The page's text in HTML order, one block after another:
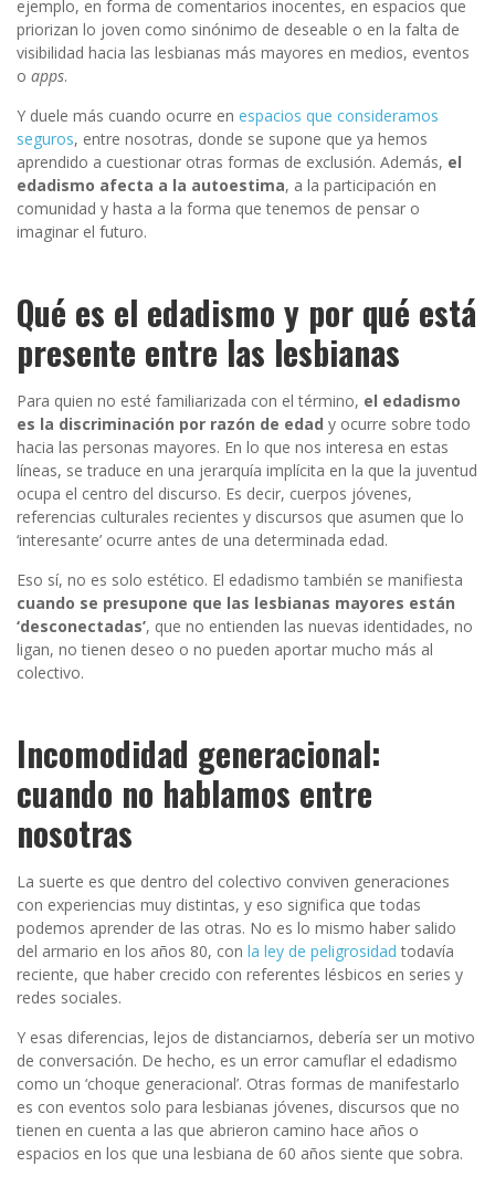
ejemplo, en forma de comentarios inocentes, en espacios que
priorizan lo joven como sinónimo de deseable o en la falta de
visibilidad hacia las lesbianas más mayores en medios, eventos
o apps.
Y duele más cuando ocurre en espacios que consideramos
seguros, entre nosotras, donde se supone que ya hemos
aprendido a cuestionar otras formas de exclusión. Además, el
edadismo afecta a la autoestima, a la participación en
comunidad y hasta a la forma que tenemos de pensar o
imaginar el futuro.
Qué es el edadismo y por qué está
presente entre las lesbianas
Para quien no esté familiarizada con el término, el edadismo
es la discriminación por razón de edad y ocurre sobre todo
hacia las personas mayores. En lo que nos interesa en estas
líneas, se traduce en una jerarquía implícita en la que la juventud
ocupa el centro del discurso. Es decir, cuerpos jóvenes,
referencias culturales recientes y discursos que asumen que lo
‘interesante’ ocurre antes de una determinada edad.
Eso sí, no es solo estético. El edadismo también se manifiesta
cuando se presupone que las lesbianas mayores están
‘desconectadas’, que no entienden las nuevas identidades, no
ligan, no tienen deseo o no pueden aportar mucho más al
colectivo.
Incomodidad generacional:
cuando no hablamos entre
nosotras
La suerte es que dentro del colectivo conviven generaciones
con experiencias muy distintas, y eso significa que todas
podemos aprender de las otras. No es lo mismo haber salido
del armario en los años 80, con la ley de peligrosidad todavía
reciente, que haber crecido con referentes lésbicos en series y
redes sociales.
Y esas diferencias, lejos de distanciarnos, debería ser un motivo
de conversación. De hecho, es un error camuflar el edadismo
como un ‘choque generacional’. Otras formas de manifestarlo
es con eventos solo para lesbianas jóvenes, discursos que no
tienen en cuenta a las que abrieron camino hace años o
espacios en los que una lesbiana de 60 años siente que sobra.